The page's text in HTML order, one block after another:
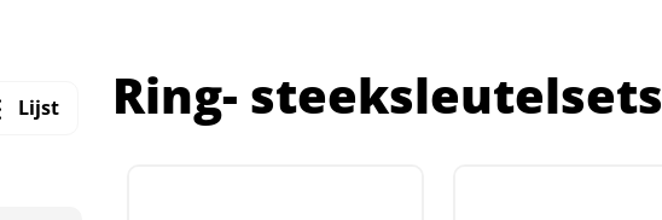
Lijst Ring- steeksleutelsets